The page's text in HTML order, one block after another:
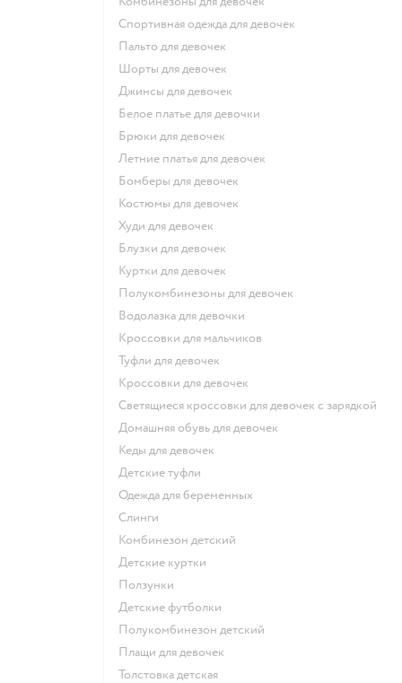
Спортивная одежда для девочек
Пальто для девочек
Шорты для девочек
Джинсы для девочек
Белое платье для девочки
Брюки для девочек
Летние платья для девочек
Бомберы для девочек
Костюмы для девочек
Худи для девочек
Блузки для девочек
Куртки для девочек
Полукомбинезоны для девочек
Водолазка для девочки
Кроссовки для мальчиков
Туфли для девочек
Кроссовки для девочек
Светящиеся кроссовки для девочек с зарядкой
Домашняя обувь для девочек
Кеды для девочек
Детские туфли
Одежда для беременных
Слинги
Комбинезон детский
Детские куртки
Ползунки
Детские футболки
Полукомбинезон детский
Плащи для девочек
Толстовка детская